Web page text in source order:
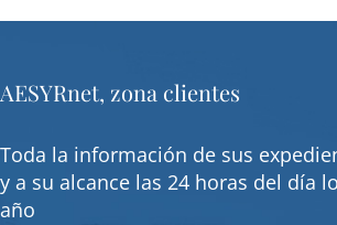
AESYRnet, zona clientes
Toda la información de sus
y a su alcance las 24 horas del día
año